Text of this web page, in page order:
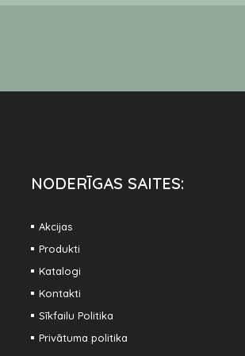
NODERĪGAS SAITES:
Akcijas
Produkti
Katalogi
Kontakti
Sīkfailu Politika
Privātuma politika